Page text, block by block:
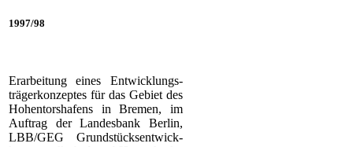
1997/98
Erarbeitung eines Entwicklungs-
trägerkonzeptes für das Gebiet des
Hohentorshafens in Bremen, im
Auftrag der Landesbank Berlin,
LBB/GEG Grundstücksentwick-